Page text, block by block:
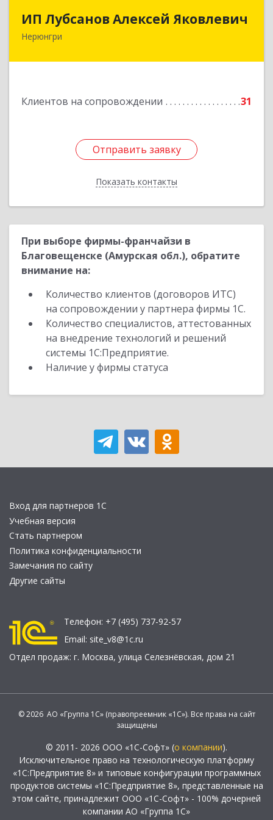
ИП Лубсанов Алексей Яковлевич
Нерюнгри
Клиентов на сопровождении 31
Отправить заявку
Показать контакты
ИП Лубсанов Алексей Яковлевич
675002, Амурская область, г. Благовещенск, ул.
Отправить заявку
Назад
При выборе фирмы-франчайзи в
Благовещенске (Амурская обл.), обратите
внимание на:
Количество клиентов (договоров ИТС)
на сопровождении у партнера фирмы 1С.
Количество специалистов, аттестованных
на внедрение технологий и решений
системы 1С:Предприятие.
Наличие у фирмы статуса
Вход для партнеров 1С
Учебная версия
Стать партнером
Политика конфиденциальности
Замечания по сайту
Другие сайты
Телефон: +7 (495) 737-92-57
Email: site_v8@1c.ru
Отдел продаж: г. Москва, улица Селезнёвская, дом 21
© 2026 АО «Группа 1С» (правопреемник «1С»). Все права на сайт
защищены
© 2011- 2026 ООО «1С-Софт» (о компании).
Исключительное право на технологическую платформу
«1С:Предприятие 8» и типовые конфигурации программных
продуктов системы «1С:Предприятие 8», представленные на
этом сайте, принадлежит ООО «1С-Софт» - 100% дочерней
компании АО «Группа 1С»